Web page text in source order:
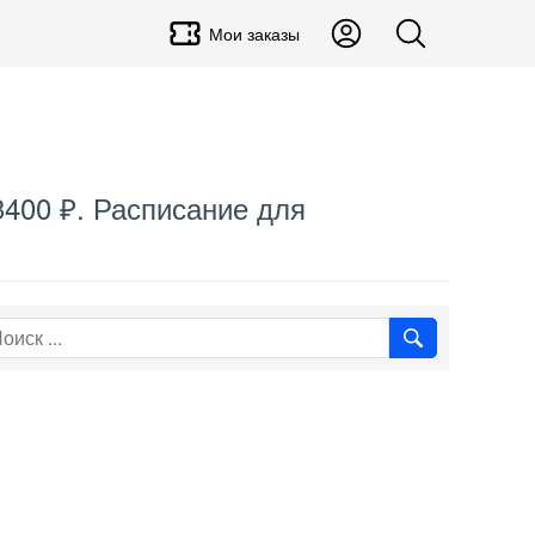
Мои заказы
₽. Расписание для